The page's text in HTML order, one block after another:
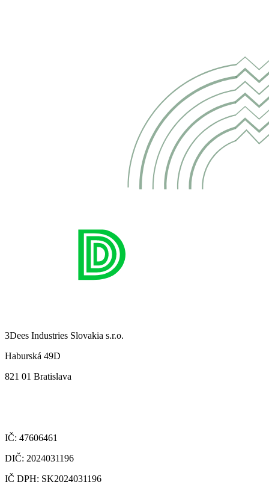
3Dees Industries Slovakia s.r.o.
Haburská 49D
821 01 Bratislava
IČ: 47606461
DIČ: 2024031196
IČ DPH: SK2024031196